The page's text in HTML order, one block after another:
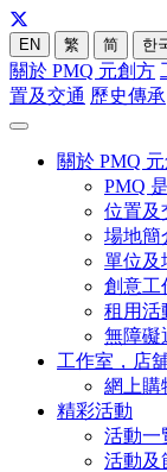
EN 繁 简 한
關於 PMQ 元創方
置及交通 歷史傳承
關於 PMQ
PMQ 是
位置及
場地簡
單位及
創意工
租用活
無障礙
工作室，店
網上購
精彩活動
活動一
活動及